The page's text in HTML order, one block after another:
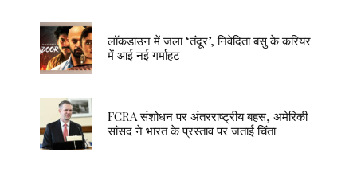
लॉकडाउन में जला ‘तंदूर’, निवेदिता बसु के करियर
में आई नई गर्माहट
FCRA संशोधन पर अंतरराष्ट्रीय बहस, अमेरिकी
सांसद ने भारत के प्रस्ताव पर जताई चिंता